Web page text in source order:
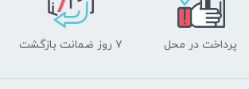
پرداخت در محل ۷ روز ضمانت بازگشت